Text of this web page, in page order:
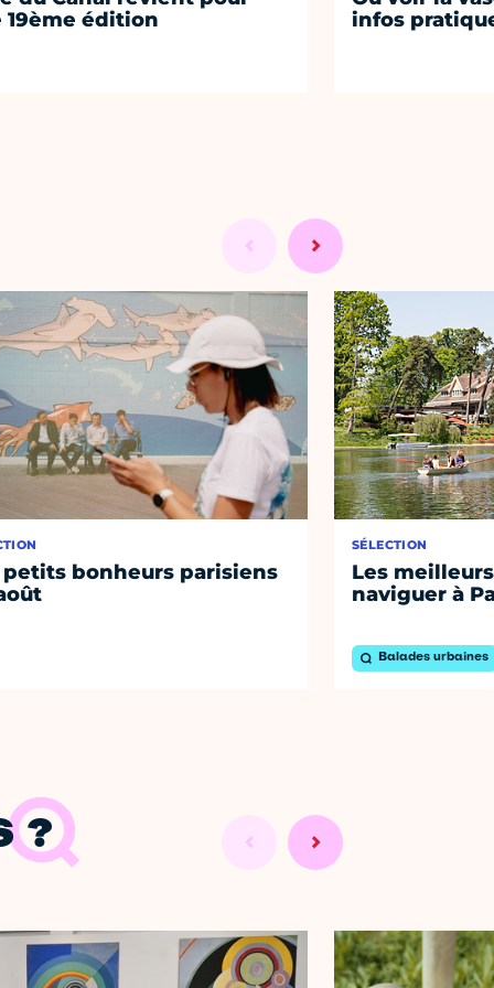
19ème édition
infos
petits bonheurs parisiens
SÉLECTION
Les
naviguer à
Balades urbaines
?